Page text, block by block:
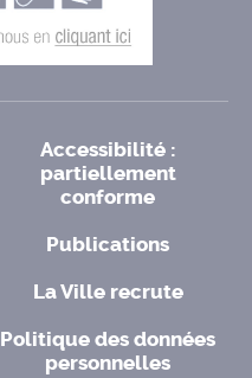
Accessibilité :
partiellement
conforme
Publications
La Ville recrute
Politique des données
personnelles